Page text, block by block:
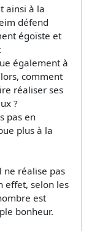
ainsi à la
défend
égoïste et
également à
comment
réaliser ses
?
pas en
plus à la
ne réalise pas
effet, selon les
est
bonheur.